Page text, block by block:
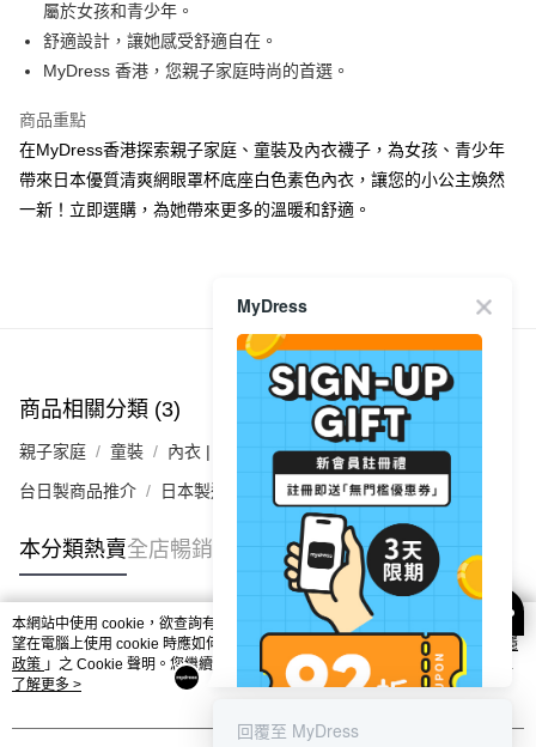
WeChat Pay
送貨方式
付款後順豐自助櫃
每筆HK$40.00，滿HK$350.00或以上免運費
付款後順豐站及營業點
每筆HK$40.00，滿HK$350.00或以上免運費
每筆HK$40.00，滿HK$350.00或以上免運費
順豐速遞 / 菜鳥
每筆HK$40.00，滿HK$350.00或以上免運費
其他國家/地區配送 (運費只供參考，下單後客服會再聯絡酌
屬於女孩和青少年。
舒適設計，讓她感受舒適自在。
MyDress 香港，您親子家庭時尚的首選。
商品重點
在MyDress香港探索親子家庭、童裝及內衣襪子，為女孩、青少年
帶來日本優質清爽網眼罩杯底座白色素色內衣，讓您的小公主煥然
一新！立即選購，為她帶來更多的溫暖和舒適。
商品推薦
商品相關分類 (3)
親子家庭 童裝 內衣 | 襪子
台日製商品推介 日本製造
本分類熱賣全店暢銷排行
熱門標籤
熱銷排行 最新商品 人氣推薦
本網站中使用 cookie，欲查詢有關本網站使用 cookie 方式之詳情，及若您不希
望在電腦上使用 cookie 時應如何變更電腦的 cookie 設定，請參閱本網站「
私隱
政策 」之 Cookie 聲明。您繼續使用本網站即表示您同意本公司得按本網站使用
條款之 Cookie 聲明使用 cookie。
了解更多 >
MyDress
回覆至 MyDress